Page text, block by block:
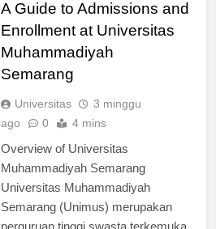
A Guide to Admissions and
Enrollment at Universitas
Muhammadiyah
Semarang
Universitas
3 minggu
Overview of Universitas
Muhammadiyah Semarang
Universitas Muhammadiyah
Semarang (Unimus) merupakan